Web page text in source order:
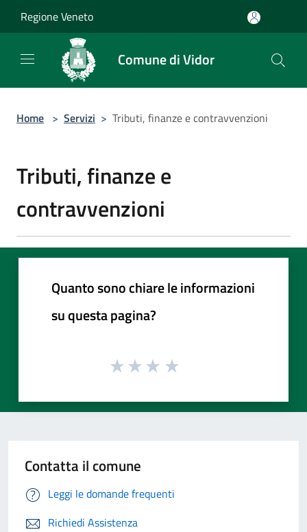
Regione Veneto
Comune di Vidor
Home > Servizi > Tributi, finanze e contravvenzioni
Tributi, finanze e
contravvenzioni
Quanto sono chiare le informazioni
su questa pagina?
Contatta il comune
Leggi le domande frequenti
Richiedi Assistenza